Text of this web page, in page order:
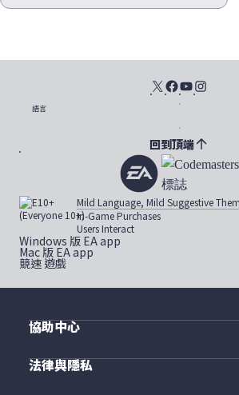
語言
回到頂端
Mild Language, Mild Suggestive
In-Game Purchases
Users Interact
Windows 版 EA app
Mac 版 EA app
競速 遊戲
協助中心
法律與隱私